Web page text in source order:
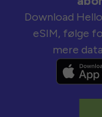
Download
eSIM, følge
mere